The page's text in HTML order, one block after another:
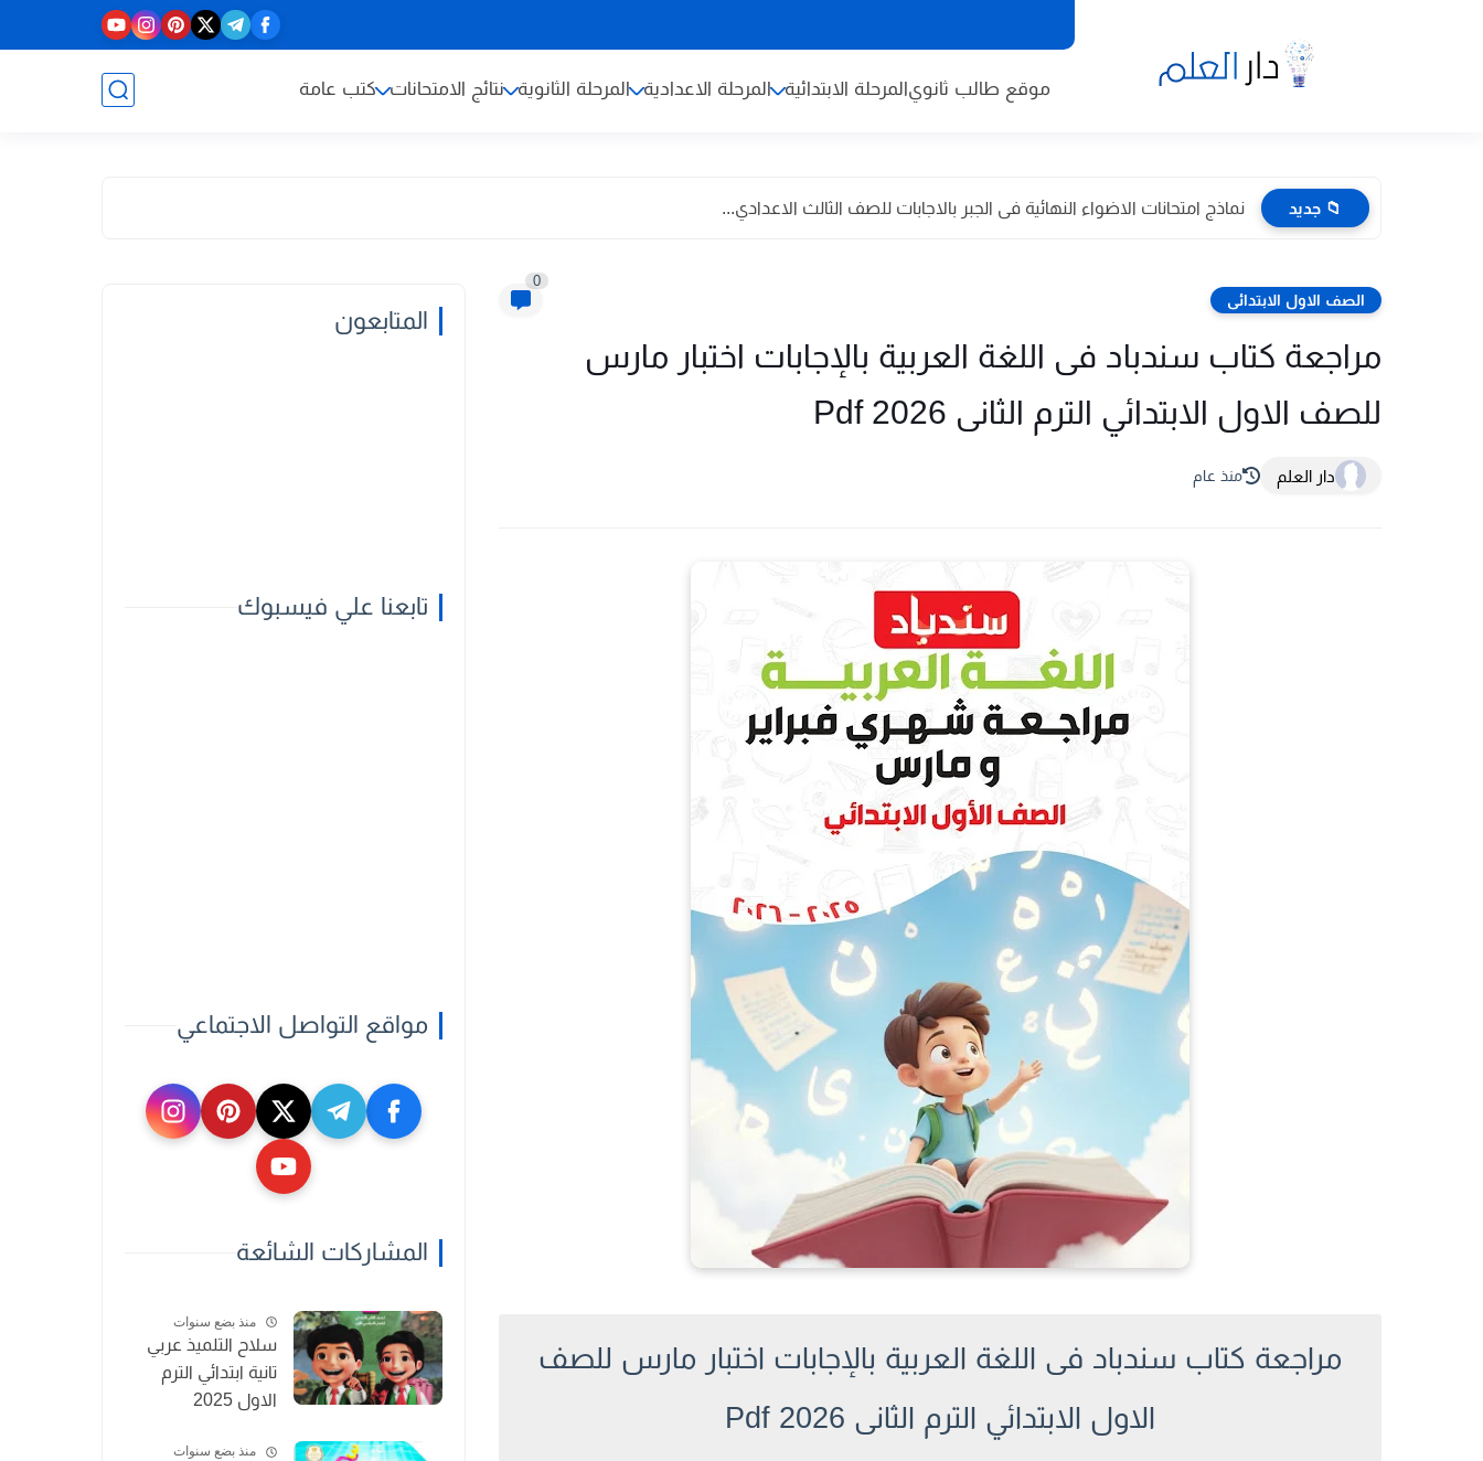
موقع طالب ثانويالمرحلة الابتدائية المرحلة الاعدادية المرحلة الثانوية نتائج الامتحانات كتب عامة
📁 جديد نماذج امتحانات الاضواء النهائية فى الجبر بالاجابات للصف الثالث الاعدادي...
الصف الاول الابتدائى
0
مراجعة كتاب سندباد فى اللغة العربية بالإجابات اختبار مارس
للصف الاول الابتدائي الترم الثانى 2026 Pdf
دار العلم منذ عام
مراجعة كتاب سندباد فى اللغة العربية بالإجابات اختبار مارس للصف
الاول الابتدائي الترم الثانى 2026 Pdf
المتابعون
تابعنا علي فيسبوك
مواقع التواصل الاجتماعي
المشاركات الشائعة
منذ بضع سنوات
سلاح التلميذ عربي
تانية ابتدائي الترم
الاول 2025
منذ بضع سنوات